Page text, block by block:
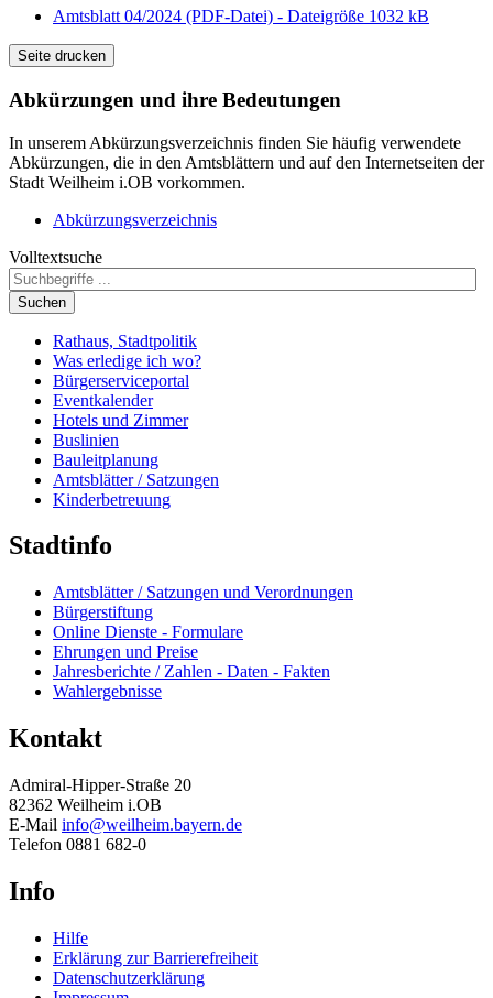
Amtsblatt 04/2024 (PDF-Datei) - Dateigröße 1032 kB
Seite drucken
Abkürzungen und ihre Bedeutungen
In unserem Abkürzungsverzeichnis finden Sie häufig verwendete
Abkürzungen, die in den Amtsblättern und auf den Internetseiten der
Stadt Weilheim i.OB vorkommen.
Abkürzungsverzeichnis
Volltextsuche
Suchen
Rathaus, Stadtpolitik
Was erledige ich wo?
Bürgerserviceportal
Eventkalender
Hotels und Zimmer
Buslinien
Bauleitplanung
Amtsblätter / Satzungen
Kinderbetreuung
Stadtinfo
Amtsblätter / Satzungen und Verordnungen
Bürgerstiftung
Online Dienste - Formulare
Ehrungen und Preise
Jahresberichte / Zahlen - Daten - Fakten
Wahlergebnisse
Kontakt
Admiral-Hipper-Straße 20
82362 Weilheim i.OB
E-Mail info@weilheim.bayern.de
Telefon 0881 682-0
Info
Hilfe
Erklärung zur Barrierefreiheit
Datenschutzerklärung